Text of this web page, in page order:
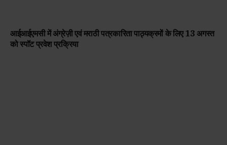
आईआईएमसी में अंग्रेज़ी एवं मराठी पत्रकारिता पाठ्यक्रमों के लिए 13 अगस्त
को स्पॉट प्रवेश प्रक्रिया